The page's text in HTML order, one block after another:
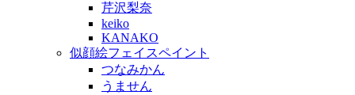
芹沢梨奈
keiko
KANAKO
似顔絵フェイスペイント
つなみかん
うません